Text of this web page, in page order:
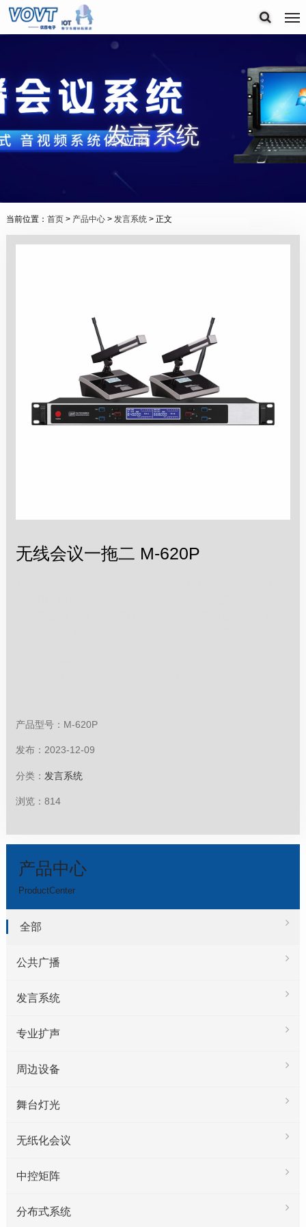
发言系统
当前位置： 首页> 产品中心> 发言系统> 正文
无线会议一拖二 M-620P
产品型号：M-620P
发布：2023-12-09
分类： 发言系统
浏览：814
产品中心
ProductCenter
全部
公共广播
发言系统
专业扩声
周边设备
舞台灯光
无纸化会议
中控矩阵
分布式系统